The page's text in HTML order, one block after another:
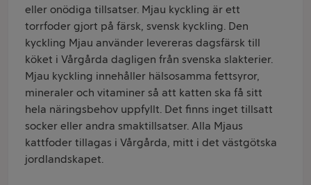
eller onödiga tillsatser. Mjau kyckling är ett
torrfoder gjort på färsk, svensk kyckling. Den
kyckling Mjau använder levereras dagsfärsk till
köket i Vårgårda dagligen från svenska slakterier.
Mjau kyckling innehåller hälsosamma fettsyror,
mineraler och vitaminer så att katten ska få sitt
hela näringsbehov uppfyllt. Det finns inget tillsatt
socker eller andra smaktillsatser. Alla Mjaus
kattfoder tillagas i Vårgårda, mitt i det västgötska
jordlandskapet.